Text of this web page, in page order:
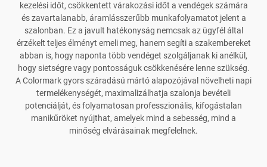
kezelési időt, csökkentett várakozási időt a vendégek számára
és zavartalanabb, áramlásszerűbb munkafolyamatot jelent a
szalonban. Ez a javult hatékonyság nemcsak az ügyfél által
érzékelt teljes élményt emeli meg, hanem segíti a szakembereket
abban is, hogy naponta több vendéget szolgáljanak ki anélkül,
hogy sietségre vagy pontosságuk csökkenésére lenne szükség.
A Colormark gyors száradású mártó alapozójával növelheti napi
termelékenységét, maximalizálhatja szalonja bevételi
potenciálját, és folyamatosan professzionális, kifogástalan
manikűröket nyújthat, amelyek mind a sebesség, mind a
minőség elvárásainak megfelelnek.